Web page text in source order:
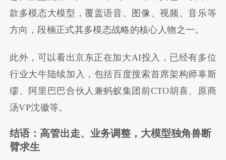
款多模态大模型，覆盖语音、图像、视频、音乐等
方向，段楠正式其多模态战略的核心人物之一。
此外，可以看出京东正在加大AI投入，已经有多位
行业大牛陆续加入，包括百度搜索首席架构师辜斯
缪、阿里巴巴合伙人兼蚂蚁集团前CTO胡喜、原商
汤VP沈徽等。
结语：高管出走、业务调整，大模型独角兽断
臂求生